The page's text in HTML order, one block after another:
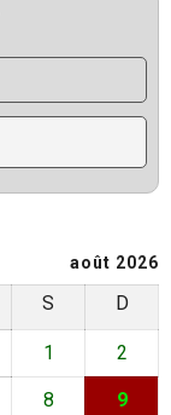
août 2026
S D
1 2
8 9